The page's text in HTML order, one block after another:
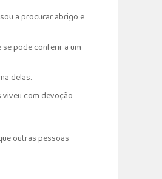
a procurar abrigo e
pode conferir a um
delas.
viveu com devoção
outras pessoas